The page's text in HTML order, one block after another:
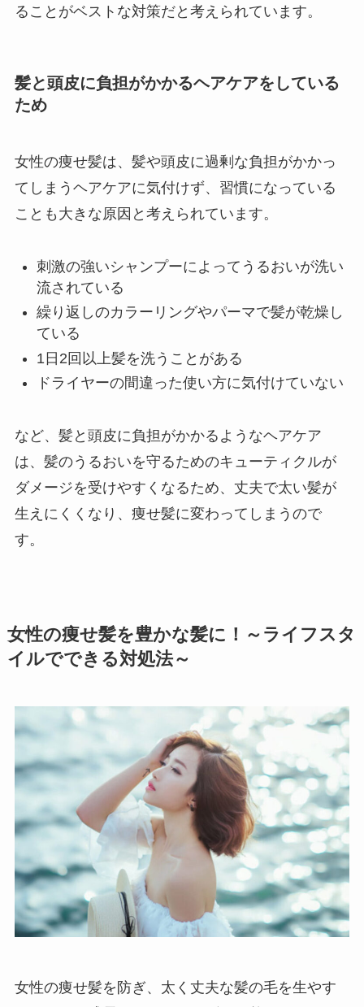
ることがベストな対策だと考えられています。
髪と頭皮に負担がかかるヘアケアをしている
ため
女性の痩せ髪は、髪や頭皮に過剰な負担がかかっ
てしまうヘアケアに気付けず、習慣になっている
ことも大きな原因と考えられています。
刺激の強いシャンプーによってうるおいが洗い
流されている
繰り返しのカラーリングやパーマで髪が乾燥し
ている
1日2回以上髪を洗うことがある
ドライヤーの間違った使い方に気付けていない
など、髪と頭皮に負担がかかるようなヘアケア
は、髪のうるおいを守るためのキューティクルが
ダメージを受けやすくなるため、丈夫で太い髪が
生えにくくなり、痩せ髪に変わってしまうので
す。
女性の痩せ髪を豊かな髪に！～ライフスタ
イルでできる対処法～
女性の痩せ髪を防ぎ、太く丈夫な髪の毛を生やす